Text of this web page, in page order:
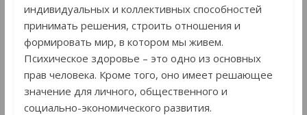
индивидуальных и коллективных способностей
принимать решения, строить отношения и
формировать мир, в котором мы живем.
Психическое здоровье – это одно из основных
прав человека. Кроме того, оно имеет решающее
значение для личного, общественного и
социально-экономического развития.